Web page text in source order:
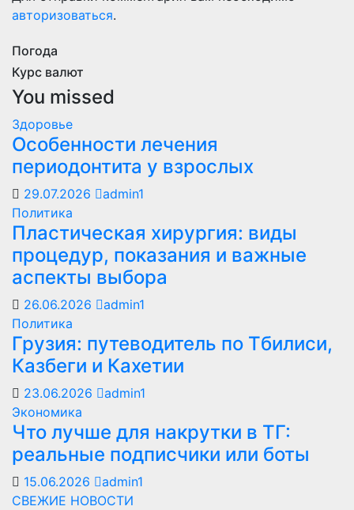
авторизоваться.
Погода
Курс валют
You missed
Здоровье
Особенности лечения
периодонтита у взрослых
29.07.2026
admin1
Политика
Пластическая хирургия: виды
процедур, показания и важные
аспекты выбора
26.06.2026
admin1
Политика
Грузия: путеводитель по Тбилиси,
Казбеги и Кахетии
23.06.2026
admin1
Экономика
Что лучше для накрутки в ТГ:
реальные подписчики или боты
15.06.2026
admin1
СВЕЖИЕ НОВОСТИ